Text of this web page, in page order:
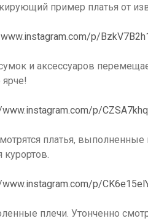
пример платья от
p/
и аксессуаров
ярче!
p/
платья,
p/
плечи. Утонченно